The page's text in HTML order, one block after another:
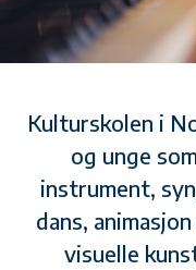
Kulturskolen i
og unge
instrument,
dans,
visuelle